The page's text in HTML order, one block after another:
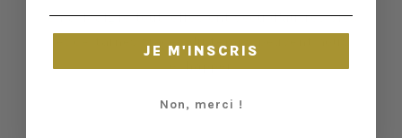
en a. Malgré tout, elles ont vécu d'autres vies
échapper.
JE M'INSCRIS
Non, merci !